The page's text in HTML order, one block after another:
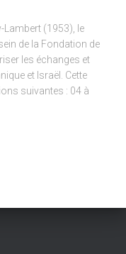
Lambert (1953), le
de la Fondation de
les échanges et
et Israël. Cette
suivantes : 04 à